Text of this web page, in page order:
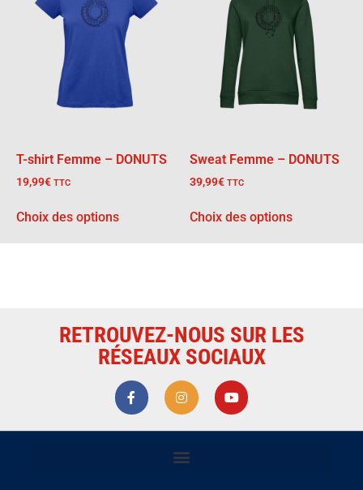
T-shirt Femme – DONUTS
19,99€ TTC
Choix des options
Sweat Femme – DONUTS
39,99€ TTC
Choix des options
RETROUVEZ-NOUS SUR LES
RÉSEAUX SOCIAUX